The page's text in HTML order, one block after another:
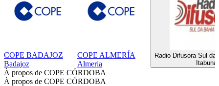
COPE BADAJOZ
Badajoz
COPE ALMERÍA
Almeria
Radio Difusora Sul da
Itabuna
À propos de COPE CÓRDOBA
À propos de COPE CÓRDOBA